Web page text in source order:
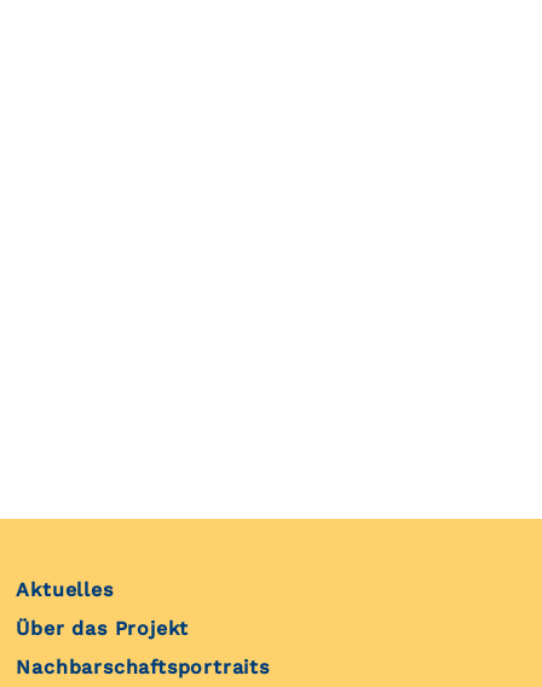
Aktuelles
Über das Projekt
Nachbarschaftsportraits